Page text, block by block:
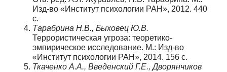
Изд-во «Институт психологии РАН», 2012. 440
с.
Тарабрина Н.В., Быховец Ю.В.
Террористическая угроза: теоретико-
эмпирическое исследование. М.: Изд-во
«Институт психологии РАН», 2014. 156 с.
Ткаченко А.А., Введенский Г.Е., Дворянчиков